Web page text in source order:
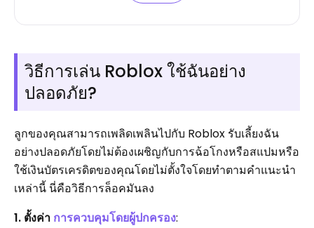
วิธีการเล่น Roblox ใช้ฉันอย่าง
ปลอดภัย?
ลูกของคุณสามารถเพลิดเพลินไปกับ Roblox รับเลี้ยงฉัน
อย่างปลอดภัยโดยไม่ต้องเผชิญกับการฉ้อโกงหรือสแปมหรือ
ใช้เงินบัตรเครดิตของคุณโดยไม่ตั้งใจโดยทำตามคำแนะนำ
เหล่านี้ นี่คือวิธีการล็อคมันลง
1. ตั้งค่า การควบคุมโดยผู้ปกครอง: